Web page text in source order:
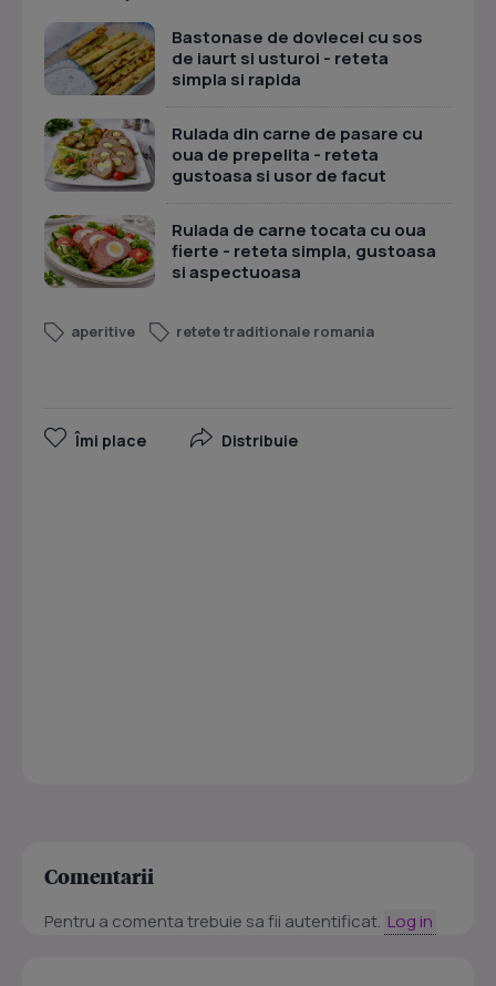
Bastonase de dovlecei cu sos
de iaurt si usturoi - reteta
simpla si rapida
Rulada din carne de pasare cu
oua de prepelita - reteta
gustoasa si usor de facut
Rulada de carne tocata cu oua
fierte - reteta simpla, gustoasa
si aspectuoasa
aperitive retete traditionale romania
Îmi place Distribuie
Comentarii
Pentru a comenta trebuie sa fii autentificat. Log in